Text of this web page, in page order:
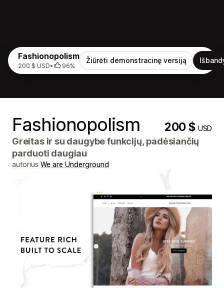
Fashionopolism
200 $ USD• 96%
Žiūrėti demonstracinę versiją
Fashionopolism 200 $USD
Greitas ir su daugybe funkcijų, padėsiančių
parduoti daugiau
autorius We are Underground